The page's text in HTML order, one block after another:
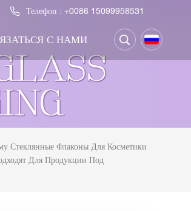
Телефон : +0086 15099958531
С НАМИ
Стеклянные Флаконы Для Косметики
Для Продукции Под